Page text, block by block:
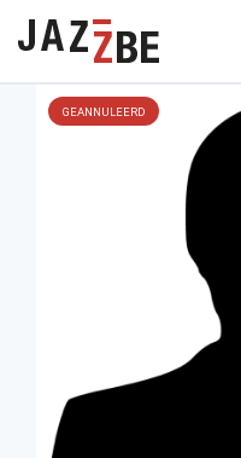
GEANNULEERD